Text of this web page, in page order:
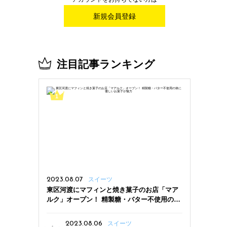
新規会員登録
注目記事ランキング
2023.08.07 スイーツ
東区河渡にマフィンと焼き菓子のお店「マア
ルク」オープン！ 精製糖・バター不使用の体
2023.08.06
スイーツ